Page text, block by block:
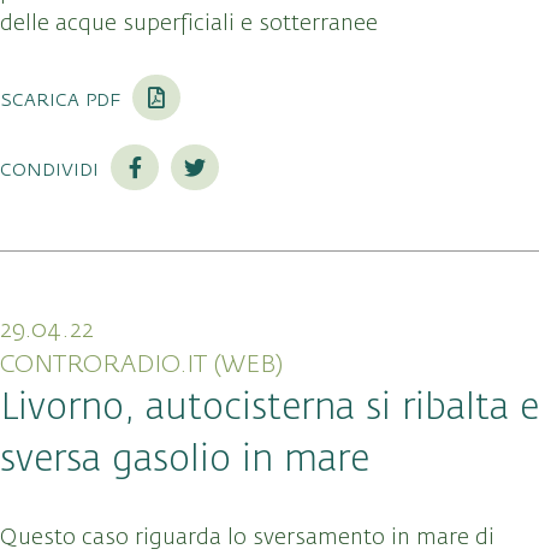
delle acque superficiali e sotterranee
scarica pdf
condividi
29.04.22
CONTRORADIO.IT (WEB)
Livorno, autocisterna si ribalta e
sversa gasolio in mare
Questo caso riguarda lo sversamento in mare di